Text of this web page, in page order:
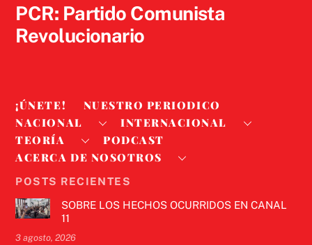
PCR: Partido Comunista
Revolucionario
¡ÚNETE!
NUESTRO PERIODICO
NACIONAL
INTERNACIONAL
TEORÍA
PODCAST
ACERCA DE NOSOTROS
POSTS RECIENTES
SOBRE LOS HECHOS OCURRIDOS EN CANAL
11
3 agosto, 2026